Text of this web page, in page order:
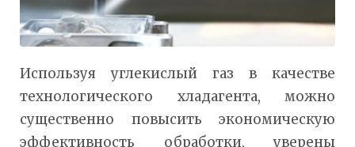
Используя углекислый газ в качестве
технологического хладагента, можно
существенно повысить экономическую
эффективность обработки, уверены